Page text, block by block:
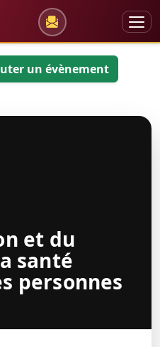
un évènement
et du
santé
personnes